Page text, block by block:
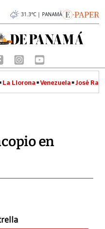
31.3°C | PANAMÁ
La Llorona Venezuela José
en